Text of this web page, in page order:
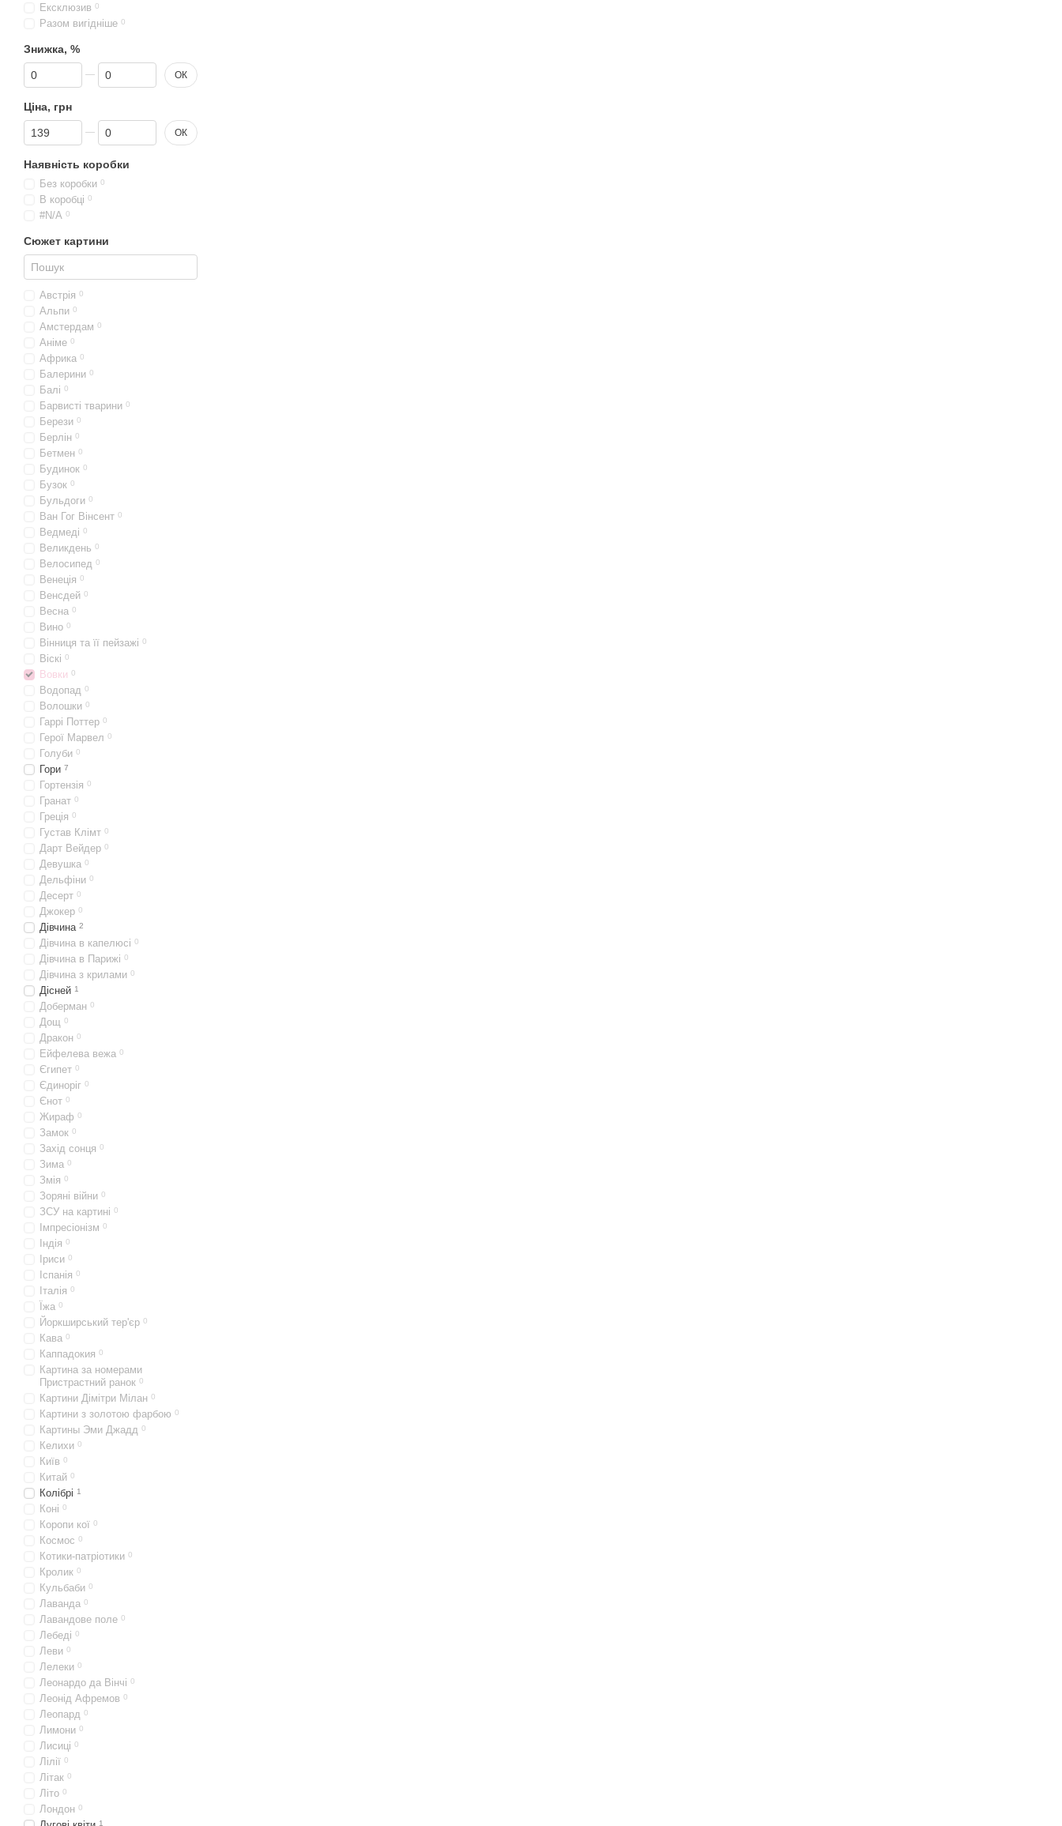
Ексклюзив 0
Разом вигідніше 0
Знижка, %
Від Знижка, %
До Знижка, % ОК
Ціна, грн
Від Ціна, грн
До Ціна, грн ОК
Наявність коробки
Без коробки 0
В коробці 0
#N/A 0
Сюжет картини
Австрія 0
Альпи 0
Амстердам 0
Аніме 0
Африка 0
Балерини 0
Балі 0
Барвисті тварини 0
Берези 0
Берлін 0
Бетмен 0
Будинок 0
Бузок 0
Бульдоги 0
Ван Гог Вінсент 0
Ведмеді 0
Великдень 0
Велосипед 0
Венеція 0
Венсдей 0
Весна 0
Вино 0
Вінниця та її пейзажі 0
Віскі 0
Вовки 0
Водопад 0
Волошки 0
Гаррі Поттер 0
Герої Марвел 0
Голуби 0
Гори 7
Гортензія 0
Гранат 0
Греція 0
Густав Клімт 0
Дарт Вейдер 0
Девушка 0
Дельфіни 0
Десерт 0
Джокер 0
Дівчина 2
Дівчина в капелюсі 0
Дівчина в Парижі 0
Дівчина з крилами 0
Дісней 1
Доберман 0
Дощ 0
Дракон 0
Ейфелева вежа 0
Єгипет 0
Єдиноріг 0
Єнот 0
Жираф 0
Замок 0
Захід сонця 0
Зима 0
Змія 0
Зоряні війни 0
ЗСУ на картині 0
Імпресіонізм 0
Індія 0
Іриси 0
Іспанія 0
Італія 0
Їжа 0
Йоркширський тер'єр 0
Кава 0
Каппадокия 0
Картина за номерами
Пристрастний ранок 0
Картини Дімітри Мілан 0
Картини з золотою фарбою 0
Картины Эми Джадд 0
Келихи 0
Київ 0
Китай 0
Колібрі 1
Коні 0
Коропи кої 0
Космос 0
Котики-патріотики 0
Кролик 0
Кульбаби 0
Лаванда 0
Лавандове поле 0
Лебеді 0
Леви 0
Лелеки 0
Леонардо да Вінчі 0
Леонід Афремов 0
Леопард 0
Лимони 0
Лисиці 0
Лілії 0
Літак 0
Літо 0
Лондон 0
1